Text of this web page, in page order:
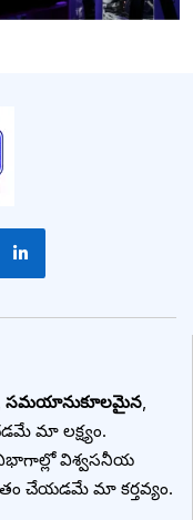
సమయానుకూలమైన,
మా లక్ష్యం.
విశ్వసనీయ
చేయడమే మా కర్తవ్యం.